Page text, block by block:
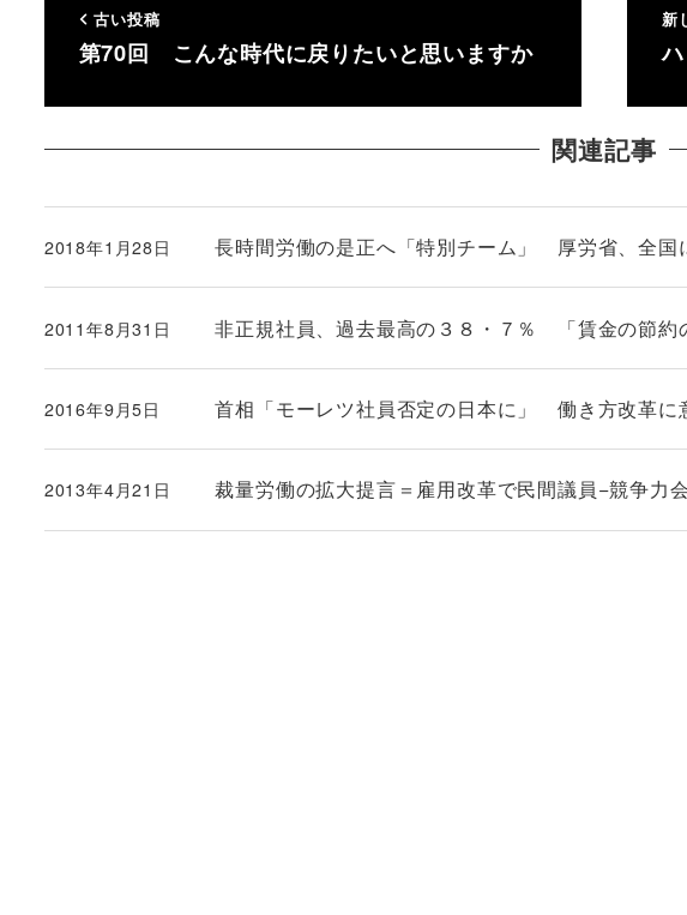
古い投稿
第70回 こんな時代に戻りたいと思いますか
新
関連記事
長時間労働の是正へ「特別チーム」 厚労省、全国
投稿日
2018年1月28日
非正規社員、過去最高の３８・７％ 「賃金の節
投稿日
2011年8月31日
首相「モーレツ社員否定の日本に」 働き方改革に
投稿日
2016年9月5日
裁量労働の拡大提言＝雇用改革で民間議員−競争力
投稿日
2013年4月21日